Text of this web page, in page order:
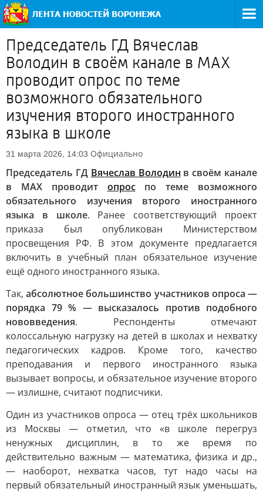
Председатель ГД Вячеслав
Володин в своём канале в MAX
проводит опрос по теме
возможного обязательного
изучения второго иностранного
языка в школе
31 марта 2026, 14:03 Официально
Председатель ГД Вячеслав Володин в своём канале
в MAX проводит опроспо теме возможного
обязательного изучения второго иностранного
языка в школе. Ранее соответствующий проект
приказа был опубликован Министерством
просвещения РФ. В этом документе предлагается
включить в учебный план обязательное изучение
ещё одного иностранного языка.
Так,абсолютное большинство участников опроса —
порядка 79 % — высказалось против подобного
нововведения. Респонденты отмечают
колоссальную нагрузку на детей в школах и нехватку
педагогических кадров. Кроме того, качество
преподавания и первого иностранного языка
вызывает вопросы, и обязательное изучение второго
— излишне, считают подписчики.
Один из участников опроса — отец трёх школьников
из Москвы — отметил, что «в школе перегруз
ненужных дисциплин, в то же время по
действительно важным — математика, физика и др.,
— наоборот, нехватка часов, тут надо часы на
первый обязательный иностранный язык уменьшать,